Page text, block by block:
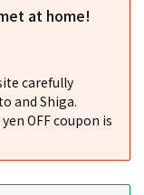
at home!
carefully
and Shiga.
OFF coupon is